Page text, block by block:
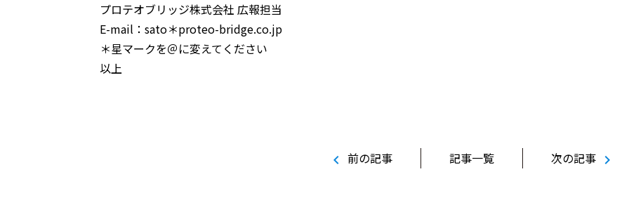
プロテオブリッジ株式会社 広報担当
E-mail：sato＊proteo-bridge.co.jp
＊星マークを＠に変えてください
以上
chevron_left 前の記事 記事一覧 次の記事 chevron_right